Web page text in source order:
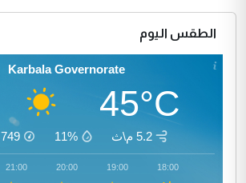
الطقس اليوم
Karbala Governorate
45°C
5.2 م\ث 11%
749
18:00
19:00
20:00
21:00